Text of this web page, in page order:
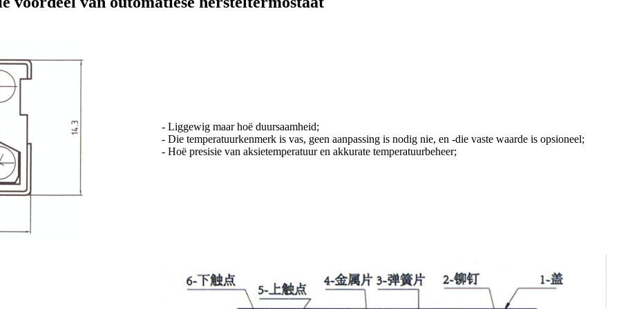
- Liggewig maar hoë duursaamheid;
- Die temperatuurkenmerk is vas, geen aanpassing is nodig nie, en -die vaste waarde is opsioneel;
- Hoë presisie van aksietemperatuur en akkurate temperatuurbeheer;